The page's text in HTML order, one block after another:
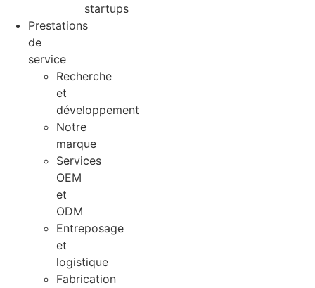
startups
Prestations
de
service
Recherche
et
développement
Notre
marque
Services
OEM
et
ODM
Entreposage
et
logistique
Fabrication